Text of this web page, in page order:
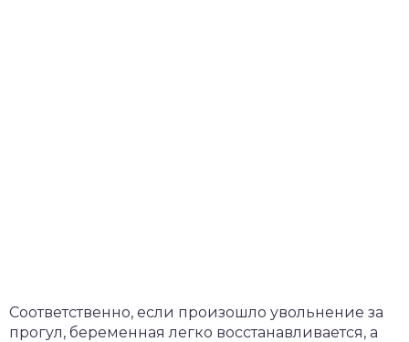
Соответственно, если произошло увольнение за
прогул, беременная легко восстанавливается, а